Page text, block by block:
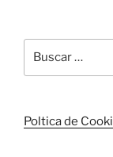
por:
Poltica de